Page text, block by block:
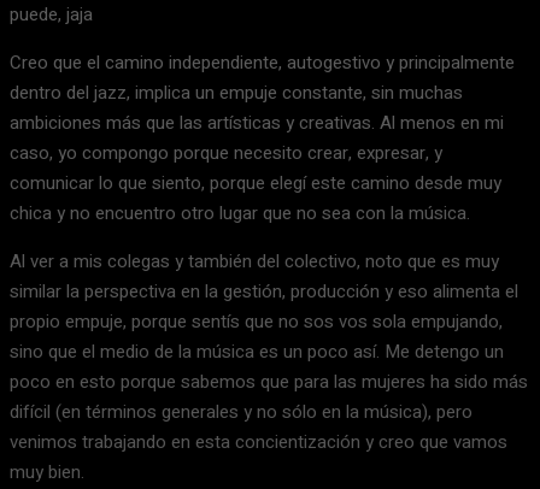
puede, jaja
Creo que el camino independiente, autogestivo y principalmente
dentro del jazz, implica un empuje constante, sin muchas
ambiciones más que las artísticas y creativas. Al menos en mi
caso, yo compongo porque necesito crear, expresar, y
comunicar lo que siento, porque elegí este camino desde muy
chica y no encuentro otro lugar que no sea con la música.
Al ver a mis colegas y también del colectivo, noto que es muy
similar la perspectiva en la gestión, producción y eso alimenta el
propio empuje, porque sentís que no sos vos sola empujando,
sino que el medio de la música es un poco así. Me detengo un
poco en esto porque sabemos que para las mujeres ha sido más
difícil (en términos generales y no sólo en la música), pero
venimos trabajando en esta concientización y creo que vamos
muy bien.